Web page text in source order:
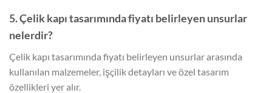
5. Çelik kapı tasarımında fiyatı belirleyen unsurlar
nelerdir?
Çelik kapı tasarımında fiyatı belirleyen unsurlar arasında
kullanılan malzemeler, işçilik detayları ve özel tasarım
özellikleri yer alır.